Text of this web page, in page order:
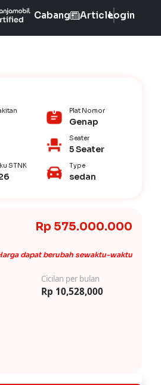
Cabang ArticleLogin
Plat Nomor
Genap
Seater
5 Seater
STNK Type
sedan
Rp 575.000.000
dapat berubah sewaktu-waktu
Cicilan per bulan
Rp 10,528,000